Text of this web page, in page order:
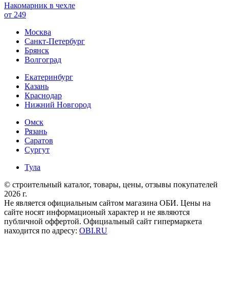
Накомарник в чехле
от 249
Москва
Санкт-Петербург
Брянск
Волгоград
Екатеринбург
Казань
Краснодар
Нижний Новгород
Омск
Рязань
Саратов
Сургут
Тула
© строительный каталог, товары, цены, отзывы покупателей
2026 г.
Не является официальным сайтом магазина ОБИ. Цены на
сайте носят информационый характер и не являются
публичной оффертой. Официальный сайт гипермаркета
находится по адресу: OBI.RU